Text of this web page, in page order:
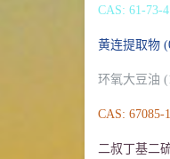
CAS: 61-73-
黄连提取物
环氧大豆油
CAS: 67085-
二叔丁基二